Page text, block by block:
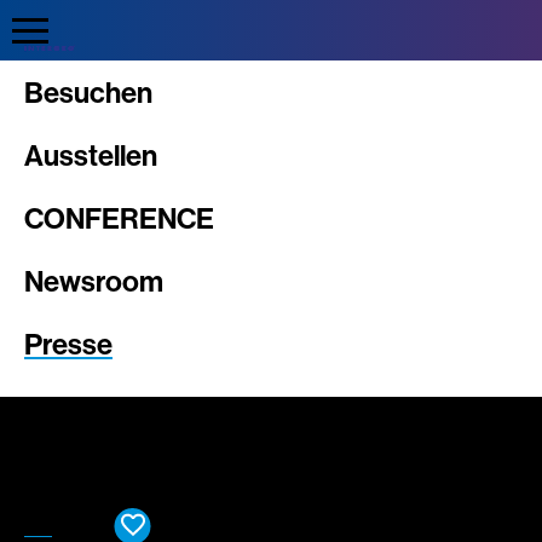
Besuchen
Ausstellen
CONFERENCE
Newsroom
Presse
CONFERENCE Ticket